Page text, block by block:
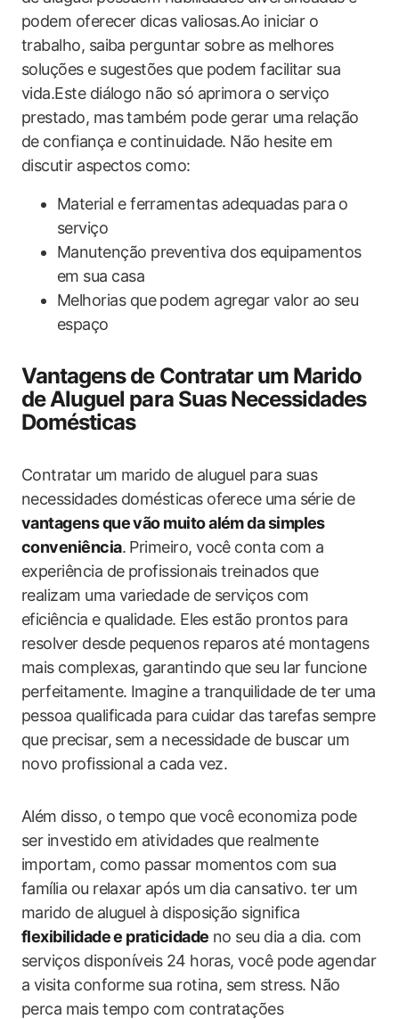
podem oferecer dicas valiosas.Ao iniciar o
trabalho, saiba perguntar sobre as melhores
soluções e sugestões que podem facilitar sua
vida.Este diálogo não só aprimora o serviço
prestado, mas também pode gerar uma relação
de confiança e continuidade. Não hesite em
discutir aspectos como:
Material e ferramentas adequadas para o
serviço
Manutenção preventiva dos equipamentos
em sua casa
Melhorias que podem agregar valor ao seu
espaço
Vantagens de Contratar um Marido
de Aluguel para Suas Necessidades
Domésticas
Contratar um marido de aluguel para suas
necessidades domésticas oferece uma série de
vantagens que vão muito além da simples
conveniência. Primeiro, você conta com a
experiência de profissionais treinados que
realizam uma variedade de serviços com
eficiência e qualidade. Eles estão prontos para
resolver desde pequenos reparos até montagens
mais complexas, garantindo que seu lar funcione
perfeitamente. Imagine a tranquilidade de ter uma
pessoa qualificada para cuidar das tarefas sempre
que precisar, sem a necessidade de buscar um
novo profissional a cada vez.
Além disso, o tempo que você economiza pode
ser investido em atividades que realmente
importam, como passar momentos com sua
família ou relaxar após um dia cansativo. ter um
marido de aluguel à disposição significa
flexibilidade e praticidade no seu dia a dia. com
serviços disponíveis 24 horas, você pode agendar
a visita conforme sua rotina, sem stress. Não
perca mais tempo com contratações